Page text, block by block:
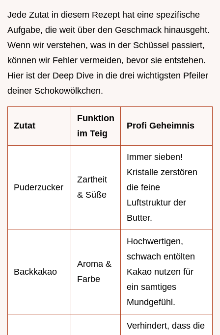
Jede Zutat in diesem Rezept hat eine spezifische
Aufgabe, die weit über den Geschmack hinausgeht.
Wenn wir verstehen, was in der Schüssel passiert,
können wir Fehler vermeiden, bevor sie entstehen.
Hier ist der Deep Dive in die drei wichtigsten Pfeiler
deiner Schokowölkchen.
Zutat
Funktion
im Teig
Profi Geheimnis
Puderzucker
Zartheit
& Süße
Immer sieben!
Kristalle zerstören
die feine
Luftstruktur der
Butter.
Backkakao
Aroma &
Farbe
Hochwertigen,
schwach entölten
Kakao nutzen für
ein samtiges
Mundgefühl.
Verhindert, dass die